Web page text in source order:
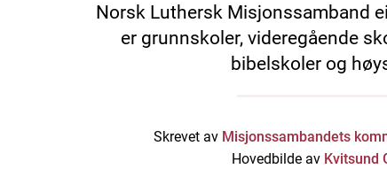
Norsk Luthersk Misjonssamband
er grunnskoler, videregående
bibelskoler og
Skrevet av Misjonssambandets
Hovedbilde av Kvitsund